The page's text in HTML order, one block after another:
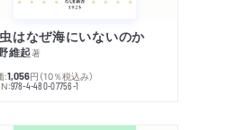
はなぜ海にいないのか
維起著
:1,056円 （10％税込み）
978-4-480-07756-1